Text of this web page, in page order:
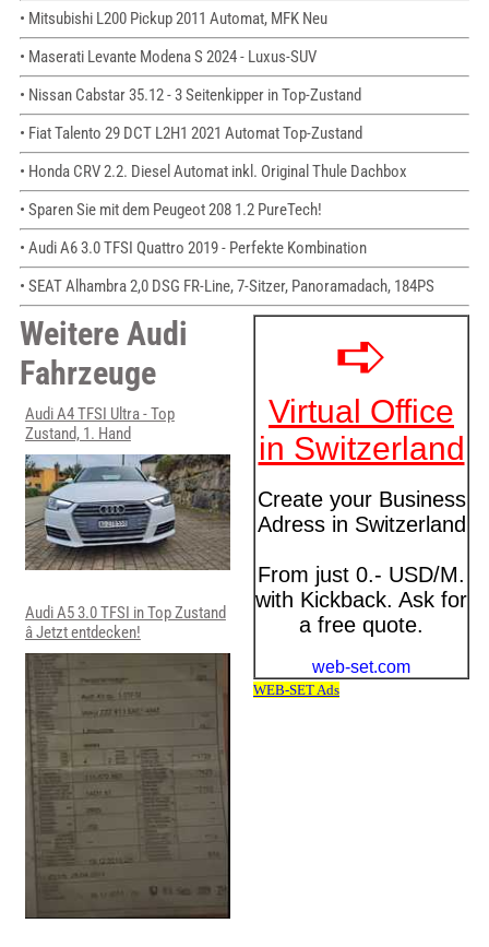
• Mitsubishi L200 Pickup 2011 Automat, MFK Neu
• Maserati Levante Modena S 2024 - Luxus-SUV
• Nissan Cabstar 35.12 - 3 Seitenkipper in Top-Zustand
• Fiat Talento 29 DCT L2H1 2021 Automat Top-Zustand
• Honda CRV 2.2. Diesel Automat inkl. Original Thule Dachbox
• Sparen Sie mit dem Peugeot 208 1.2 PureTech!
• Audi A6 3.0 TFSI Quattro 2019 - Perfekte Kombination
• SEAT Alhambra 2,0 DSG FR-Line, 7-Sitzer, Panoramadach, 184PS
Weitere Audi
Fahrzeuge
Audi A4 TFSI Ultra - Top
Zustand, 1. Hand
Audi A5 3.0 TFSI in Top Zustand
â Jetzt entdecken!